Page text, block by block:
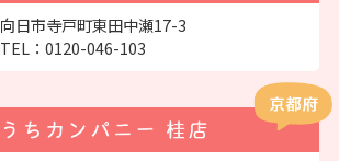
向日市寺戸町東田中瀬17-3
TEL： 0120-046-103